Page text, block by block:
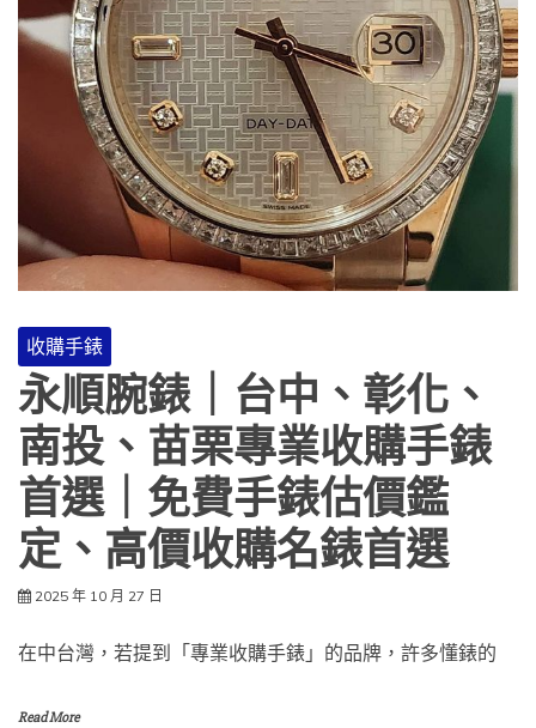
收購手錶
永順腕錶｜台中、彰化、
南投、苗栗專業收購手錶
首選｜免費手錶估價鑑
定、高價收購名錶首選
2025 年 10 月 27 日
在中台灣，若提到「專業收購手錶」的品牌，許多懂錶的
Read More